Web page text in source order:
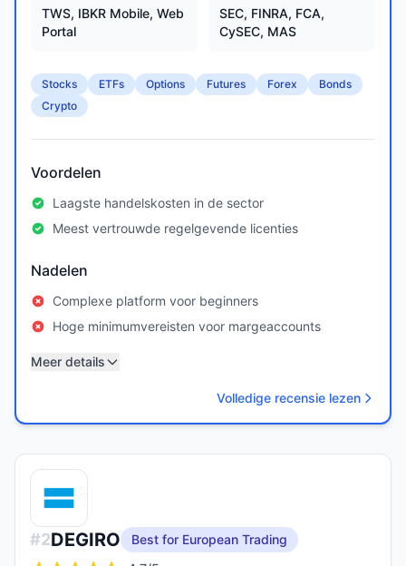
TWS, IBKR Mobile, Web
Portal
SEC, FINRA, FCA,
CySEC, MAS
Stocks ETFs Options Futures Forex
Bonds
Crypto
Voordelen
Laagste handelskosten in de sector
Meest vertrouwde regelgevende licenties
Nadelen
Complexe platform voor beginners
Hoge minimumvereisten voor margeaccounts
Meer details
Volledige recensie lezen
#2DEGIRO
Best for European Trading